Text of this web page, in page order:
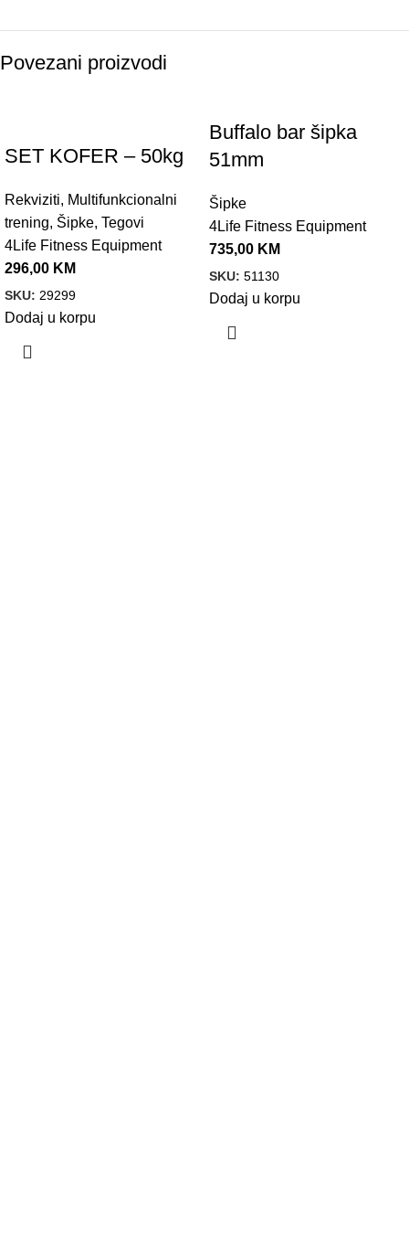
Povezani proizvodi
SET KOFER – 50kg
Rekviziti, Multifunkcionalni
trening, Šipke, Tegovi
4Life Fitness Equipment
296,00 KM
SKU: 29299
Dodaj u korpu
Buffalo bar šipka
51mm
Šipke
4Life Fitness Equipment
735,00 KM
SKU: 51130
Dodaj u korpu